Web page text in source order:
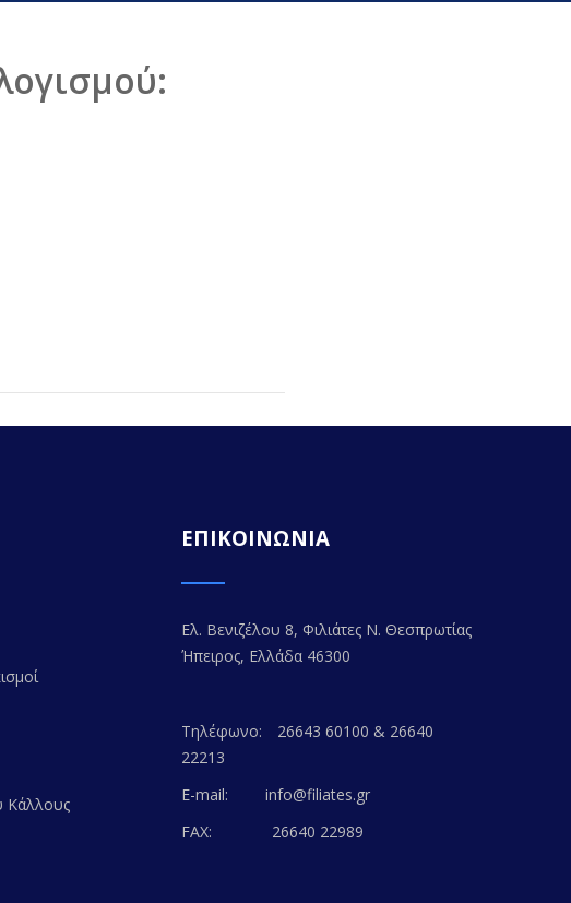
Κάλλους
ΕΠΙΚΟΙΝΩΝΙΑ
Ελ. Βενιζέλου 8, Φιλιάτες Ν. Θεσπρωτίας
Ήπειρος, Ελλάδα 46300
Τηλέφωνο:
26643 60100 & 26640
22213
E-mail:
info@filiates.gr
FAX:
26640 22989